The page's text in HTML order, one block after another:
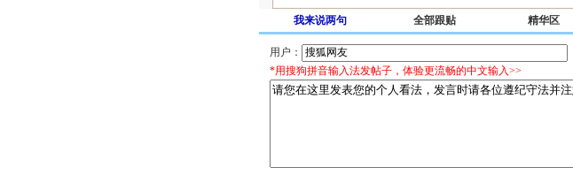
我来说两句 全部跟贴 精华区
用户：
*用搜狗拼音输入法发帖子，体验更流畅的中文输入>>